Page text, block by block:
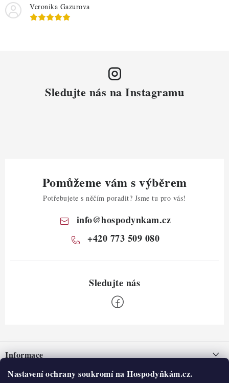
Nastavení ochrany soukromí na Hospodyňkám.cz.
Veronika Gazurova
Sledujte nás na Instagramu
Pomůžeme vám s výběrem
Potřebujete s něčím poradit? Jsme tu pro vás!
info@hospodynkam.cz
+420 773 509 080
pInformace
Nepřevzetí zásilky na dobírku